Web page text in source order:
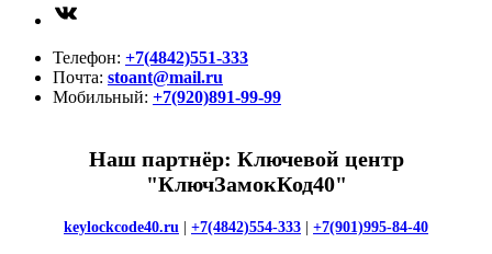
Телефон: +7(4842)551-333
Почта: stoant@mail.ru
Мобильный: +7(920)891-99-99
Наш партнёр: Ключевой центр
"КлючЗамокКод40"
keylockcode40.ru +7(4842)554-333 +7(901)995-84-40